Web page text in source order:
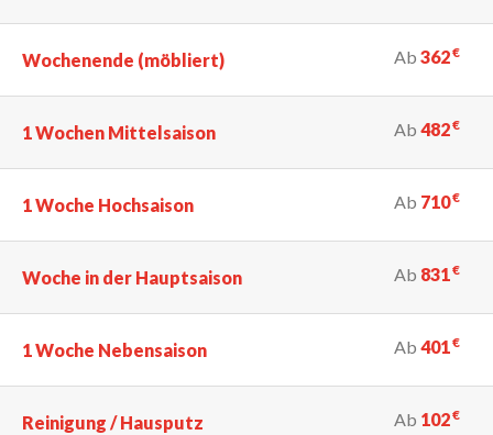
Wochenende (möbliert) Ab 362€
1 Wochen Mittelsaison Ab 482€
1 Woche Hochsaison Ab 710€
Woche in der Hauptsaison Ab 831€
1 Woche Nebensaison Ab 401€
Reinigung / Hausputz Ab 102€